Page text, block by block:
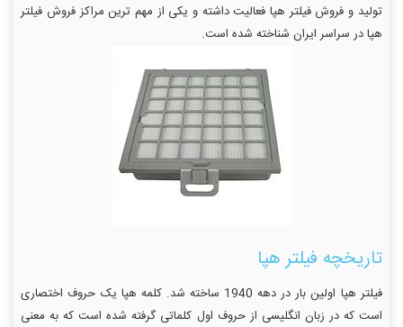
تولید و فروش فیلتر هپا فعالیت داشته و یکی از مهم ترین مراکز فروش فیلتر
هپا در سراسر ایران شناخته شده است.
تاریخچه فیلتر هپا
فیلتر هپا اولین بار در دهه 1940 ساخته شد. کلمه هپا یک حروف اختصاری
است که در زبان انگلیسی از حروف اول کلماتی گرفته شده است که به معنی